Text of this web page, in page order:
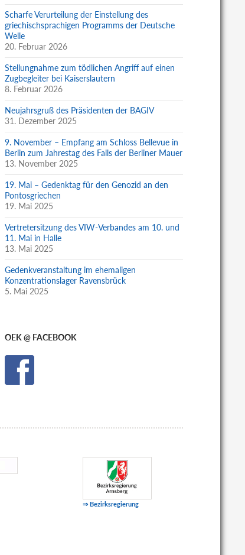
Scharfe Verurteilung der Einstellung des
griechischsprachigen Programms der Deutsche
Welle
20. Februar 2026
Stellungnahme zum tödlichen Angriff auf einen
Zugbegleiter bei Kaiserslautern
8. Februar 2026
Neujahrsgruß des Präsidenten der BAGIV
31. Dezember 2025
9. November – Empfang am Schloss Bellevue in
Berlin zum Jahrestag des Falls der Berliner Mauer
13. November 2025
19. Mai – Gedenktag für den Genozid an den
Pontosgriechen
19. Mai 2025
Vertretersitzung des VIW-Verbandes am 10. und
11. Mai in Halle
13. Mai 2025
Gedenkveranstaltung im ehemaligen
Konzentrationslager Ravensbrück
5. Mai 2025
OEK @ FACEBOOK
⇒ Bezirksregierung